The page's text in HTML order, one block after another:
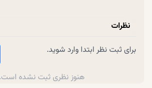
تجربه نشان فضیلت است.
مواظب تلقی مخاطب از بیان تجربه ها باشید
انتخاب در ظرف تقدیر است نه اینکه تقدیر را عوض
ماجرای مادر حضرت مریم
نظرات
برای ثبت نظر ابتدا وارد شوید.
هنوز نظری ثبت نشده است.